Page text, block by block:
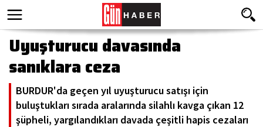
Uyuşturucu davasında
sanıklara ceza
BURDUR'da geçen yıl uyuşturucu satışı için
buluştukları sırada aralarında silahlı kavga çıkan 12
şüpheli, yargılandıkları davada çeşitli hapis cezaları